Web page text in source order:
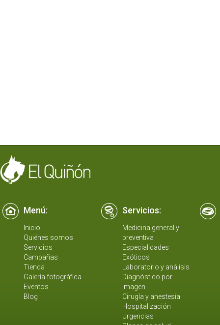
Menú: Servicios:
Inicio
Quiénes somos
Servicios
Campañas
Tienda
Galería fotográfica
Eventos
Blog
Medicina general y
preventiva
Especialidades
Exóticos
Laboratorio y análisis
Diagnóstico por
imagen
Cirugía y anestesia
Hospitalización
Urgencias